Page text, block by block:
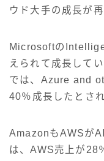
ウド大手の成長が
Microsoftの
えられて成長して
では、Azure and
40％成長したとさ
AmazonもAWSが
は、AWS売上が28